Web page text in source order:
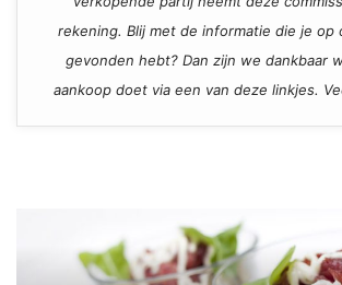
rekening. Blij met de informatie die je op
gevonden hebt? Dan zijn we dankbaar
aankoop doet via een van deze linkjes.